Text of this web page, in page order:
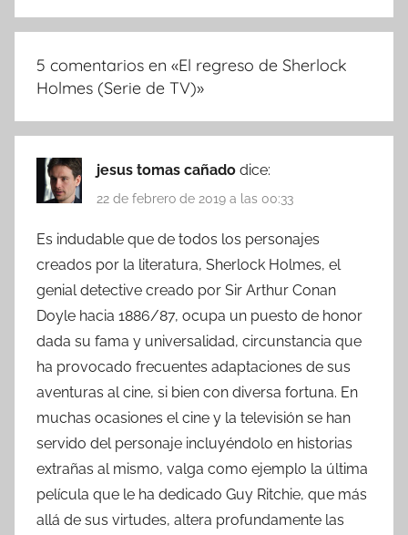
5 comentarios en «El regreso de Sherlock
Holmes (Serie de TV)»
jesus tomas cañado dice:
22 de febrero de 2019 a las 00:33
Es indudable que de todos los personajes
creados por la literatura, Sherlock Holmes, el
genial detective creado por Sir Arthur Conan
Doyle hacia 1886/87, ocupa un puesto de honor
dada su fama y universalidad, circunstancia que
ha provocado frecuentes adaptaciones de sus
aventuras al cine, si bien con diversa fortuna. En
muchas ocasiones el cine y la televisión se han
servido del personaje incluyéndolo en historias
extrañas al mismo, valga como ejemplo la última
película que le ha dedicado Guy Ritchie, que más
allá de sus virtudes, altera profundamente las